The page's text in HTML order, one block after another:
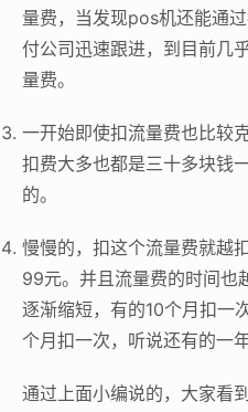
量费，当发现pos机还能通
付公司迅速跟进，到目前几
量费。
一开始即使扣流量费也比较
扣费大多也都是三十多块钱
的。
慢慢的，扣这个流量费就越
99元。并且流量费的时间也
逐渐缩短，有的10个月扣一
个月扣一次，听说还有的一
通过上面小编说的，大家看